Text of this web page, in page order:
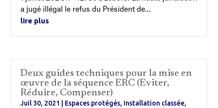
a jugé illégal le refus du Président de...
lire plus
Deux guides techniques pour la mise en
œuvre de la séquence ERC (Eviter,
Réduire, Compenser)
Juil 30, 2021 Espaces protégés, Installation classée,